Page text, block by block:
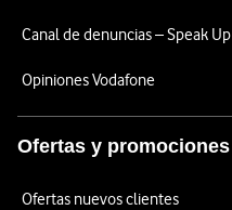
Canal de denuncias – Speak Up
Opiniones Vodafone
Ofertas y promociones
Ofertas nuevos clientes